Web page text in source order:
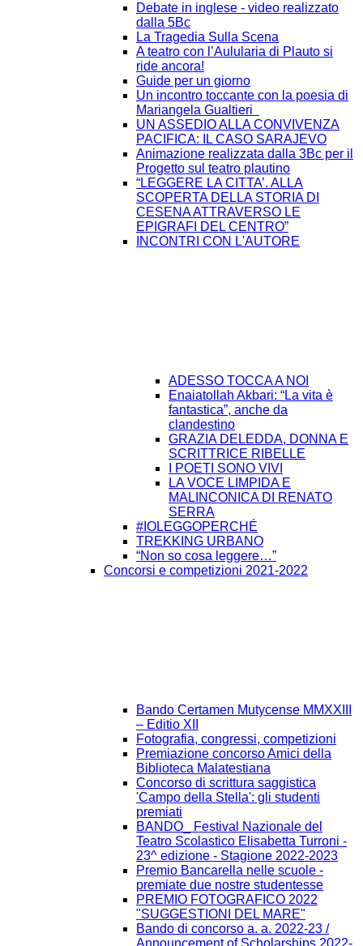
Debate in inglese - video realizzato
dalla 5Bc
La Tragedia Sulla Scena
A teatro con l’Aulularia di Plauto si
ride ancora!
Guide per un giorno
Un incontro toccante con la poesia di
Mariangela Gualtieri
UN ASSEDIO ALLA CONVIVENZA
PACIFICA: IL CASO SARAJEVO
Animazione realizzata dalla 3Bc per il
Progetto sul teatro plautino
“LEGGERE LA CITTA’. ALLA
SCOPERTA DELLA STORIA DI
CESENA ATTRAVERSO LE
EPIGRAFI DEL CENTRO”
INCONTRI CON L'AUTORE
ADESSO TOCCA A NOI
Enaiatollah Akbari: “La vita è
fantastica”, anche da
clandestino
GRAZIA DELEDDA, DONNA E
SCRITTRICE RIBELLE
I POETI SONO VIVI
LA VOCE LIMPIDA E
MALINCONICA DI RENATO
SERRA
#IOLEGGOPERCHÉ
TREKKING URBANO
“Non so cosa leggere…”
Concorsi e competizioni 2021-2022
Bando Certamen Mutycense MMXXIII
– Editio XII
Fotografia, congressi, competizioni
Premiazione concorso Amici della
Biblioteca Malatestiana
Concorso di scrittura saggistica
'Campo della Stella': gli studenti
premiati
BANDO_ Festival Nazionale del
Teatro Scolastico Elisabetta Turroni -
23^ edizione - Stagione 2022-2023
Premio Bancarella nelle scuole -
premiate due nostre studentesse
PREMIO FOTOGRAFICO 2022
"SUGGESTIONI DEL MARE"
Bando di concorso a. a. 2022-23 /